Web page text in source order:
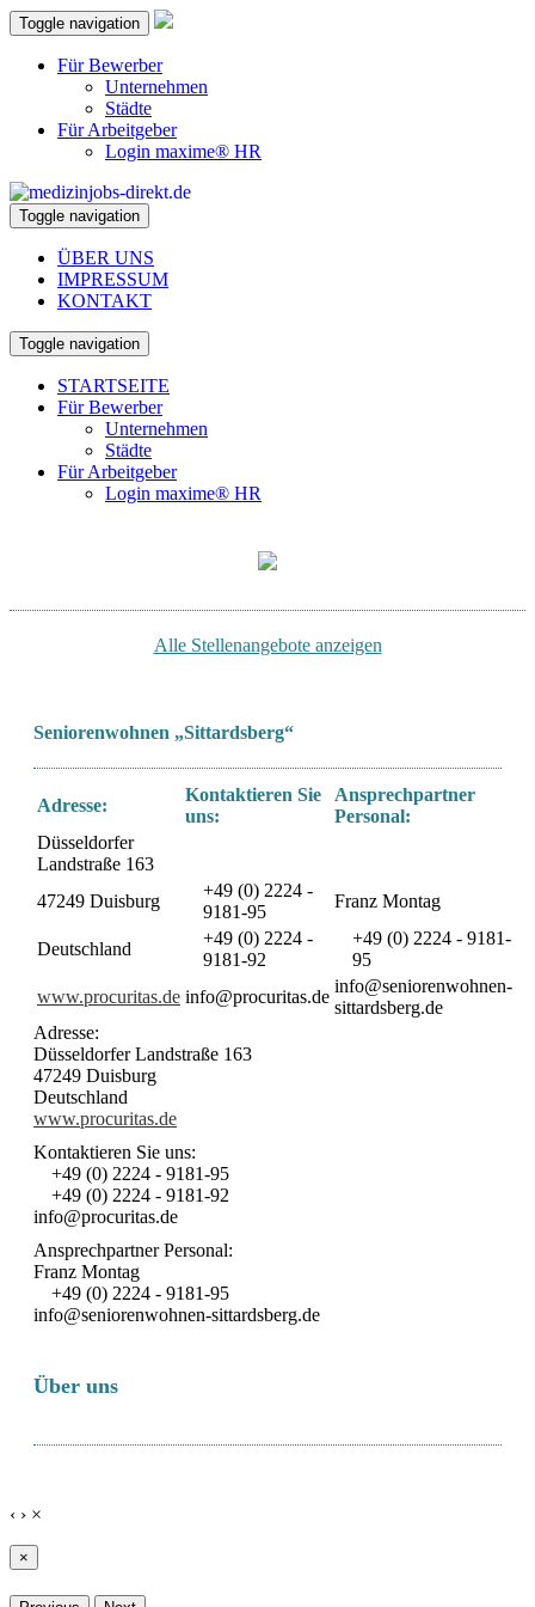
Toggle navigation
Für Bewerber
Unternehmen
Städte
Für Arbeitgeber
Login maxime® HR
Toggle navigation
ÜBER UNS
IMPRESSUM
KONTAKT
Toggle navigation
STARTSEITE
Für Bewerber
Unternehmen
Städte
Für Arbeitgeber
Login maxime® HR
Alle Stellenangebote anzeigen
Seniorenwohnen „Sittardsberg“
Adresse:
Kontaktieren Sie
uns:
Ansprechpartner
Personal:
Düsseldorfer
Landstraße 163
47249 Duisburg
+49 (0) 2224 -
9181-95
Franz Montag
Deutschland
+49 (0) 2224 -
9181-92
+49 (0) 2224 - 9181-
95
www.procuritas.de info@procuritas.de
info@seniorenwohnen-
sittardsberg.de
Adresse:
Düsseldorfer Landstraße 163
47249 Duisburg
Deutschland
www.procuritas.de
Kontaktieren Sie uns:
+49 (0) 2224 - 9181-95
+49 (0) 2224 - 9181-92
info@procuritas.de
Ansprechpartner Personal:
Franz Montag
+49 (0) 2224 - 9181-95
info@seniorenwohnen-sittardsberg.de
Über uns
‹ › ×
×